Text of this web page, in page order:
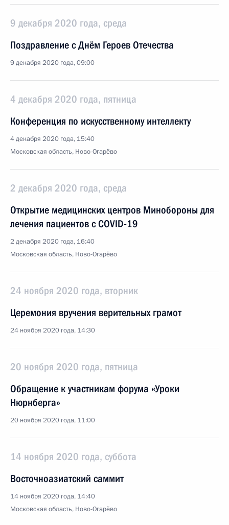
9 декабря 2020 года, среда
Поздравление с Днём Героев Отечества
9 декабря 2020 года, 09:00
4 декабря 2020 года, пятница
Конференция по искусственному интеллекту
4 декабря 2020 года, 15:40
Московская область, Ново-Огарёво
2 декабря 2020 года, среда
Открытие медицинских центров Минобороны для
лечения пациентов с COVID-19
2 декабря 2020 года, 16:40
Московская область, Ново-Огарёво
24 ноября 2020 года, вторник
Церемония вручения верительных грамот
24 ноября 2020 года, 14:30
20 ноября 2020 года, пятница
Обращение к участникам форума «Уроки
Нюрнберга»
20 ноября 2020 года, 11:00
14 ноября 2020 года, суббота
Восточноазиатский саммит
14 ноября 2020 года, 14:40
Московская область, Ново-Огарёво